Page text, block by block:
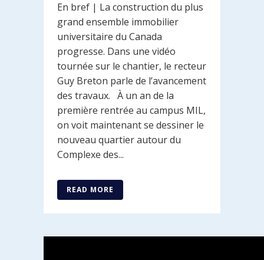
En bref | La construction du plus
grand ensemble immobilier
universitaire du Canada
progresse. Dans une vidéo
tournée sur le chantier, le recteur
Guy Breton parle de l’avancement
des travaux. À un an de la
première rentrée au campus MIL,
on voit maintenant se dessiner le
nouveau quartier autour du
Complexe des...
READ MORE